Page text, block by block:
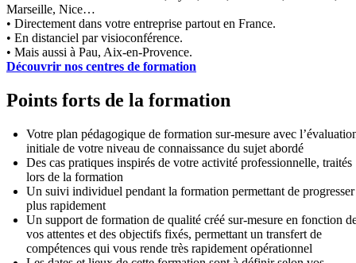
Marseille, Nice…
• Directement dans votre entreprise partout en France.
• En distanciel par visioconférence.
• Mais aussi à Pau, Aix-en-Provence.
Découvrir nos centres de formation
Points forts de la formation
Votre plan pédagogique de formation sur-mesure avec
initiale de votre niveau de connaissance du sujet abordé
Des cas pratiques inspirés de votre activité professionnelle, traités
lors de la formation
Un suivi individuel pendant la formation permettant de progresser
plus rapidement
Un support de formation de qualité créé sur-mesure en fonction
vos attentes et des objectifs fixés, permettant un transfert de
compétences qui vous rende très rapidement opérationnel